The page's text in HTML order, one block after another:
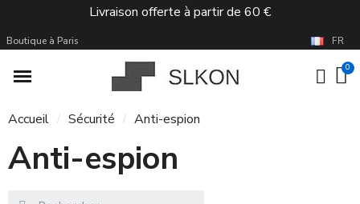
Livraison offerte à partir de 60 €
Boutique à Paris FR
Accueil Sécurité Anti-espion
Anti-espion